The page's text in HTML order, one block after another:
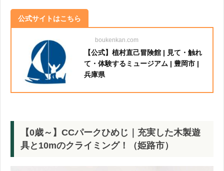
公式サイトはこちら
boukenkan.com
【公式】植村直己冒険館 | 見て・触れ
て・体験するミュージアム | 豊岡市 |
兵庫県
【0歳～】CCパークひめじ｜充実した木製遊
具と10mのクライミング！（姫路市）